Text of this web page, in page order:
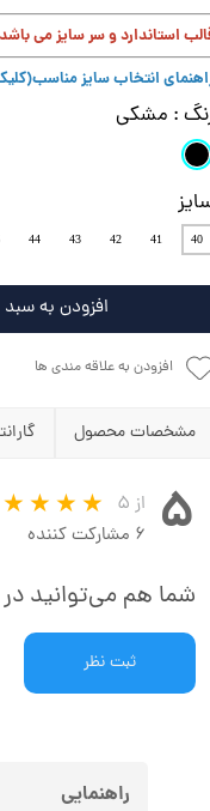
استاندارد و سر سایز می
انتخاب سایز مناسب
: مشکی
40
41
42
43
44
افزودن به
افزودن به علاقه مندی ها
مشخصات محصول
۵ از ۵
۶ مشارکت کننده
شما هم می‌توانید در
ثبت نظر
راهنمایی